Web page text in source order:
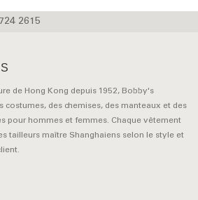
2615
de Hong Kong depuis 1952, Bobby's
costumes, des chemises, des manteaux et des
pour hommes et femmes. Chaque vêtement
tailleurs maître Shanghaiens selon le style et